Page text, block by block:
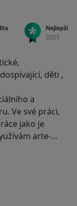
děti ,
a
Ve své práci,
jako je
arte-
je vždy
přístup.